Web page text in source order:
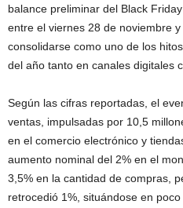
balance preliminar del Black
entre el viernes 28 de noviembre
consolidarse como uno de los
del año tanto en canales digitales
Según las cifras reportadas, el
ventas, impulsadas por 10,5
en el comercio electrónico y
aumento nominal del 2% en el
3,5% en la cantidad de compras,
retrocedió 1%, situándose en poco